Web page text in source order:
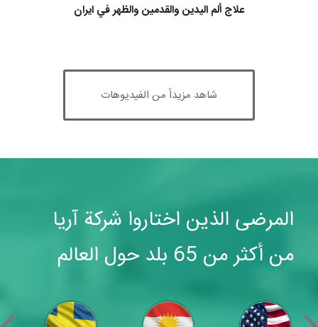
علاج ألم اليدين والقدمين والظهر في ايران
شاهد مزيداً من الفيديوهات
المرضى الذين اختاروا شركة آريا
من أكثر من 65 بلد حول العالم